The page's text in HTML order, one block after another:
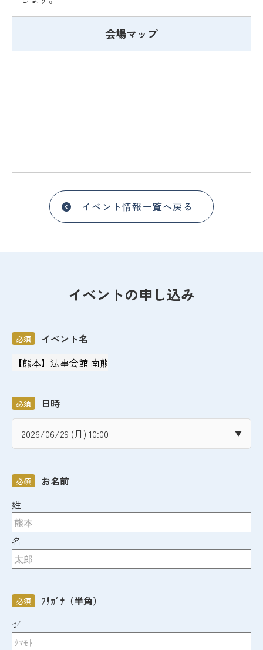
会場マップ
イベント情報一覧へ戻る
イベントの申し込み
イベント名
必須
日時
必須
お名前
必須
姓
名
ﾌﾘｶﾞﾅ（半角）
必須
ｾｲ